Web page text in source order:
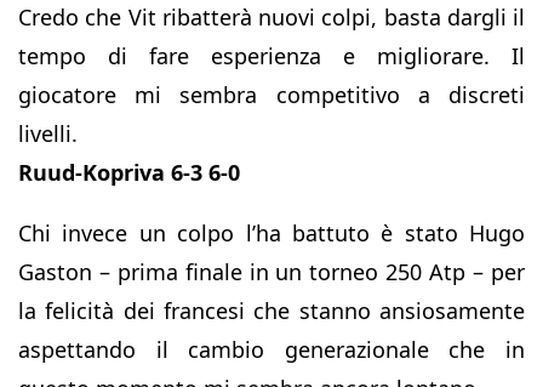
Credo che Vit ribatterà nuovi colpi, basta dargli il
tempo di fare esperienza e migliorare. Il
giocatore mi sembra competitivo a discreti
livelli.
Ruud-Kopriva 6-3 6-0
Chi invece un colpo l’ha battuto è stato Hugo
Gaston – prima finale in un torneo 250 Atp – per
la felicità dei francesi che stanno ansiosamente
aspettando il cambio generazionale che in